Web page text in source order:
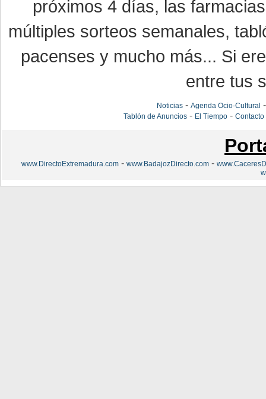
próximos 4 días, las
múltiples sorteos semanales,
pacenses y mucho más... Si
entre tus
Noticias- Agenda Ocio-Cultural
Tablón de Anuncios- El Tiempo- Contacto
www.DirectoExtremadura.com - www.BadajozDirecto.com -